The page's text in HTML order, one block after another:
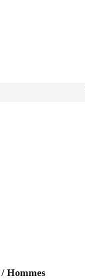
Hommes